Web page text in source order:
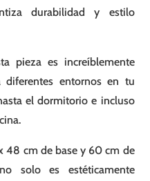
durabilidad y estilo
pieza es increíblemente
diferentes entornos en tu
el dormitorio e incluso
48 cm de base y 60 cm de
solo es estéticamente